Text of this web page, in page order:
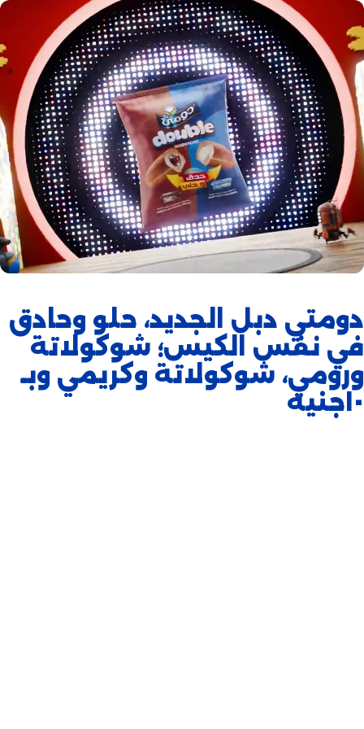
دومتي دبل الجديد، حلو وحادق
في نفس الكيس؛ شوكولاتة
ورومي، شوكولاتة وكريمي وبـ
١٠جنيه